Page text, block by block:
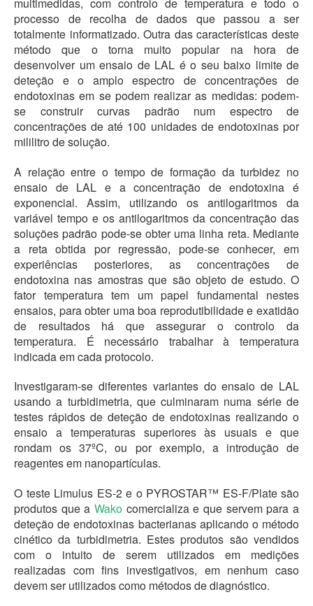
processo de recolha de dados que passou a ser
totalmente informatizado. Outra das características deste
método que o torna muito popular na hora de
desenvolver um ensaio de LAL é o seu baixo limite de
deteção e o amplo espectro de concentrações de
endotoxinas em se podem realizar as medidas: podem-
se construir curvas padrão num espectro de
concentrações de até 100 unidades de endotoxinas por
mililitro de solução.
A relação entre o tempo de formação da turbidez no
ensaio de LAL e a concentração de endotoxina é
exponencial. Assim, utilizando os antilogaritmos da
variável tempo e os antilogaritmos da concentração das
soluções padrão pode-se obter uma linha reta. Mediante
a reta obtida por regressão, pode-se conhecer, em
experiências posteriores, as concentrações de
endotoxina nas amostras que são objeto de estudo. O
fator temperatura tem um papel fundamental nestes
ensaios, para obter uma boa reprodutibilidade e exatidão
de resultados há que assegurar o controlo da
temperatura. É necessário trabalhar à temperatura
indicada em cada protocolo.
Investigaram-se diferentes variantes do ensaio de LAL
usando a turbidimetria, que culminaram numa série de
testes rápidos de deteção de endotoxinas realizando o
ensaio a temperaturas superiores às usuais e que
rondam os 37ºC, ou por exemplo, a introdução de
reagentes em nanopartículas.
O teste Limulus ES-2 e o PYROSTAR™ ES-F/Plate são
produtos que a Wako comercializa e que servem para a
deteção de endotoxinas bacterianas aplicando o método
cinético da turbidimetria. Estes produtos são vendidos
com o intuito de serem utilizados em medições
realizadas com fins investigativos, em nenhum caso
devem ser utilizados como métodos de diagnóstico.